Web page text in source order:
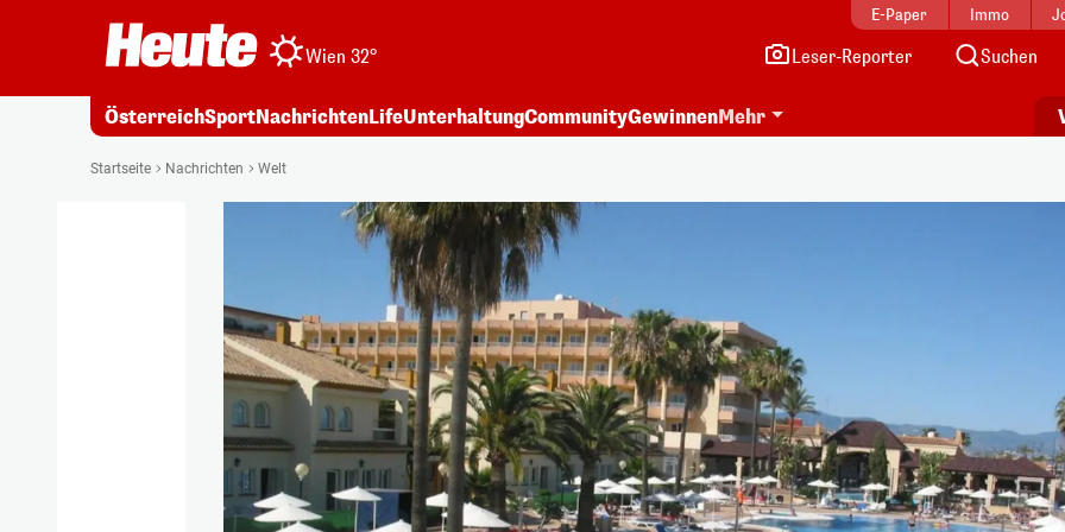
E-Paper Immo
Wien 32° Leser-Reporter Suchen
ÖsterreichSportNachrichtenLifeUnterhaltungCommunityGewinnenMehr
Startseite Nachrichten Welt